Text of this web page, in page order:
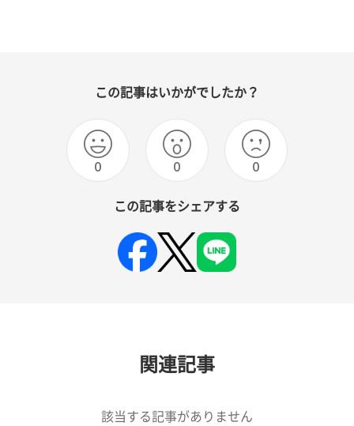
この記事はいかがでしたか？
0 0 0
この記事をシェアする
関連記事
該当する記事がありません